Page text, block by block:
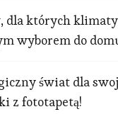
dla których
wyborem do
świat dla
z fototapetą!